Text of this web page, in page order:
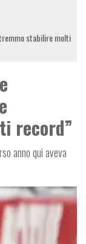
stabilire molti
record”
anno qui aveva